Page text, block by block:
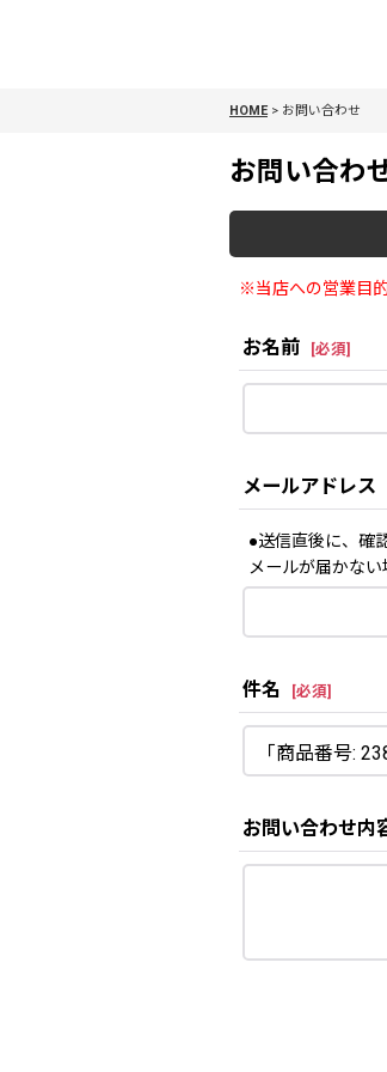
HOME > お問い合わせ
お問い合わ
※当店への営業目
お名前 [必須]
メールアドレス
●送信直後に、確
メールが届かな
件名 [必須]
お問い合わせ内